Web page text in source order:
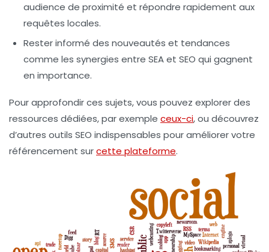
audience de proximité et répondre rapidement aux
requêtes locales.
Rester informé des nouveautés et tendances
comme les synergies entre SEAet SEO qui gagnent
en importance.
Pour approfondir ces sujets, vous pouvez explorer des
ressources dédiées, par exemple ceux-ci, ou découvrez
d’autres outils SEO indispensables pour améliorer votre
référencement surcette plateforme.